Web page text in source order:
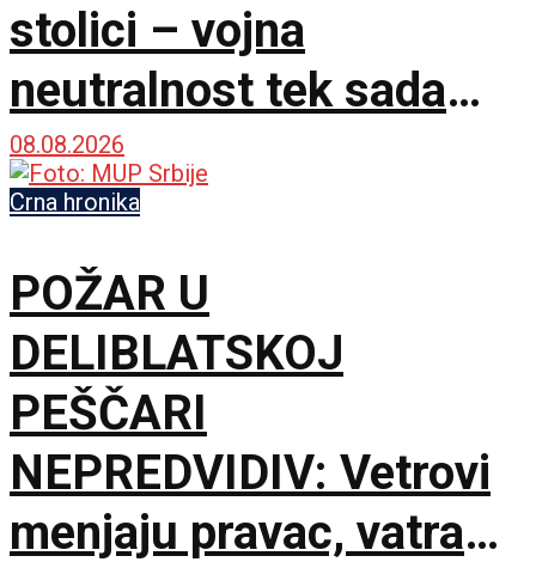
stolici – vojna
neutralnost tek sada
dobija na značaju
08.08.2026
Crna hronika
POŽAR U
DELIBLATSKOJ
PEŠČARI
NEPREDVIDIV: Vetrovi
menjaju pravac, vatra